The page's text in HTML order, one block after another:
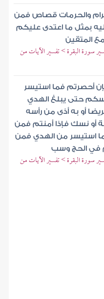
والحرمات قصاص فمن
بمثل ما اعتدى عليكم
مع المتقين
سورة البقرة > تفسير الآيات من
أحصرتم فما استيسر
حتى يبلغ الهدي
أو به أذى من رأسه
أو نسك فإذا أمنتم فمن
استيسر من الهدي فمن
في الحج وسب
سورة البقرة > تفسير الآيات من